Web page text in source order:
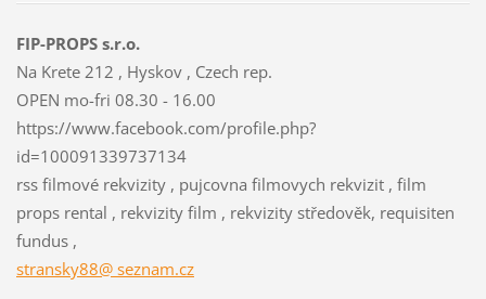
FIP-PROPS s.r.o.
Na Krete 212 , Hyskov , Czech rep.
OPEN mo-fri 08.30 - 16.00
https://www.facebook.com/profile.php?
id=100091339737134
rss filmové rekvizity , pujcovna filmovych rekvizit , film
props rental , rekvizity film , rekvizity středověk, requisiten
fundus ,
stransky88@ seznam.cz